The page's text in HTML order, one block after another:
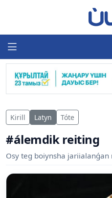
Kirill Latyn Tóte
#álemdik reiting
Osy teg boiynsha jariialanǵan